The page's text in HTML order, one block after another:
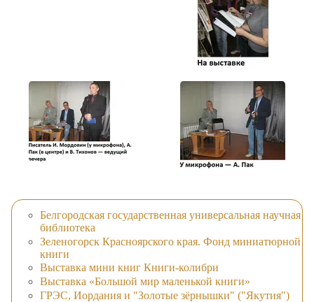
Белгородская государственная универсальная научная
библиотека
Зеленогорск Красноярского края. Фонд миниатюрной
книги
Выставка мини книг Книги-колибри
Выставка «Большой мир маленькой книги»
ГРЭС, Иордания и "Золотые зёрнышки" ("Якутия")